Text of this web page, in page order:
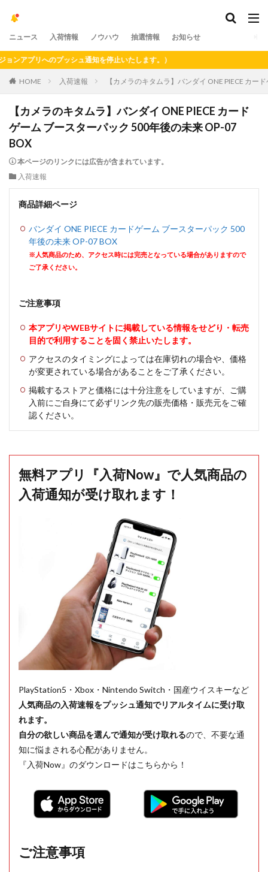
ニュース 入荷情報 ノウハウ 抽選情報 お知らせ
プリへのプッシュ通知を停止いたします。）
HOME 入荷速報 【カメラのキタムラ】バンダイ ONE PIECE カ
【カメラのキタムラ】バンダイ ONE PIECE カード
ゲーム ブースターパック 500年後の未来 OP-07
BOX
本ページのリンクには広告が含まれています。
入荷速報
商品詳細ページ
バンダイ ONE PIECE カードゲーム ブースターパック 500
年後の未来 OP-07 BOX
※人気商品のため、アクセス時には完売となっている場合がありますので
ご了承ください。
ご注意事項
本アプリやWEBサイトに掲載している情報をせどり・転売
目的で利用することを固く禁止いたします。
アクセスのタイミングによっては在庫切れの場合や、価格
が変更されている場合があることをご了承ください。
掲載するストアと価格には十分注意をしていますが、ご購
入前にご自身にて必ずリンク先の販売価格・販売元をご確
認ください。
無料アプリ『入荷Now』で人気商品の
入荷通知が受け取れます！
PlayStation5・Xbox・Nintendo Switch・国産ウイスキーなど
人気商品の入荷速報をプッシュ通知でリアルタイムに受け取
れます。
自分の欲しい商品を選んで通知が受け取れるので、不要な通
知に悩まされる心配がありません。
『入荷Now』のダウンロードはこちらから！
ご注意事項